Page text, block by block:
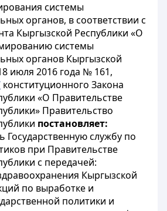
системы
органов, в соответствии с
Кыргызской Республики «О
системы
органов Кыргызской
июля 2016 года № 161,
конституционного Закона
«О Правительстве
Правительство
постановляет:
Государственную службу по
при Правительстве
c передачей:
Кыргызской
по выработке и
политики и